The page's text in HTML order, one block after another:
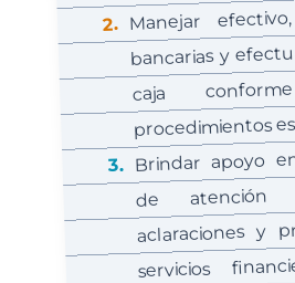
Manejar
bancarias y
caja
procedimientos
Brindar apoyo
de atención
aclaraciones y
servicios